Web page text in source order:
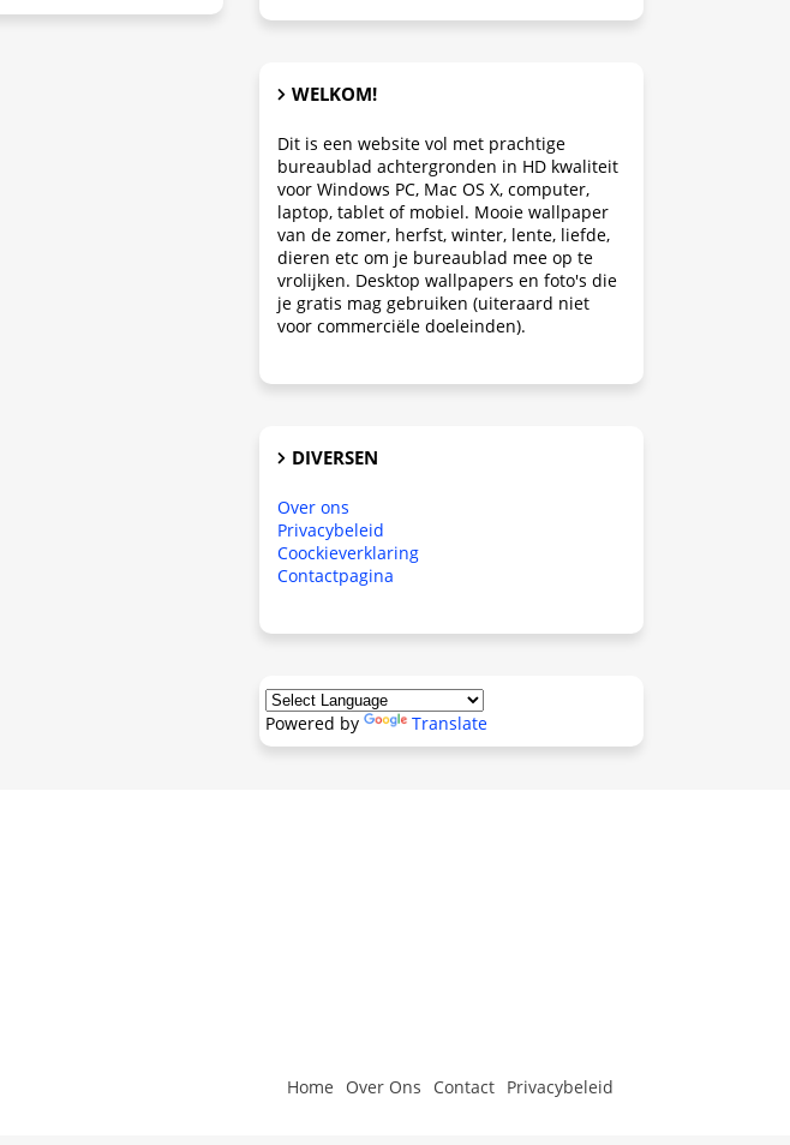
WELKOM!
Dit is een website vol met prachtige
bureaublad achtergronden in HD kwaliteit
voor Windows PC, Mac OS X, computer,
laptop, tablet of mobiel. Mooie wallpaper
van de zomer, herfst, winter, lente, liefde,
dieren etc om je bureaublad mee op te
vrolijken. Desktop wallpapers en foto's die
je gratis mag gebruiken (uiteraard niet
voor commerciële doeleinden).
DIVERSEN
Over ons
Privacybeleid
Coockieverklaring
Contactpagina
Powered by Translate
Home Over Ons Contact Privacybeleid